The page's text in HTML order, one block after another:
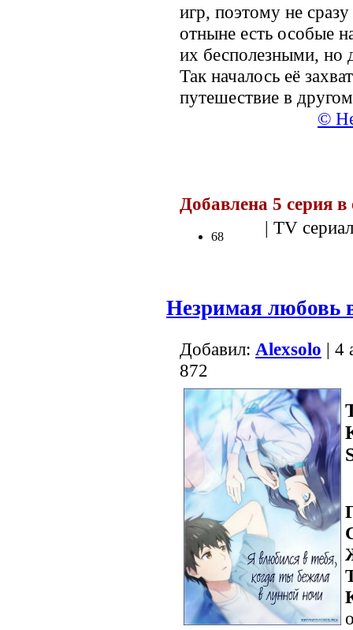
игр, поэтому не
отныне есть особые
их бесполезными, но
Так началось её
путешествие в
©
Добавлена 5 серия
68 | TV
Незримая любовь
Добавил: Alexsolo | 4
872